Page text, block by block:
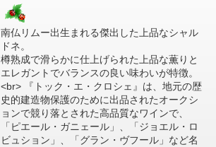
南仏リムー出生まれる傑出した上品なシャル
ドネ。
樽熟成で滑らかに仕上げられた上品な薫りと
エレガントでバランスの良い味わいが特徴。
<br> 『トック・エ・クロシェ』は、地元の歴
史的建造物保護のために出品されたオークシ
ョンで競り落とされた高品質なワインで、
「ピエール・ガニェール」、「ジョエル・ロ
ビュション」、「グラン・ヴフール」など名